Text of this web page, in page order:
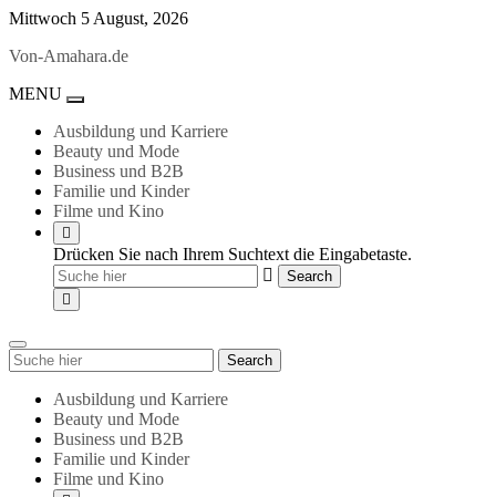
Skip
content
Mittwoch 5 August, 2026
Von-Amahara.de
MENU
Toggle
navigation
Ausbildung und Karriere
Beauty und Mode
Business und B2B
Familie und Kinder
Filme und Kino
Drücken Sie nach Ihrem Suchtext die Eingabetaste.
Search
for:
Search
Ausbildung und Karriere
Beauty und Mode
Business und B2B
Familie und Kinder
Filme und Kino